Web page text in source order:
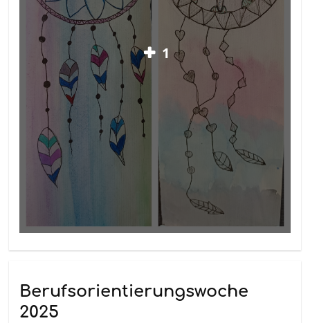
1
Berufsorientierungswoche
2025